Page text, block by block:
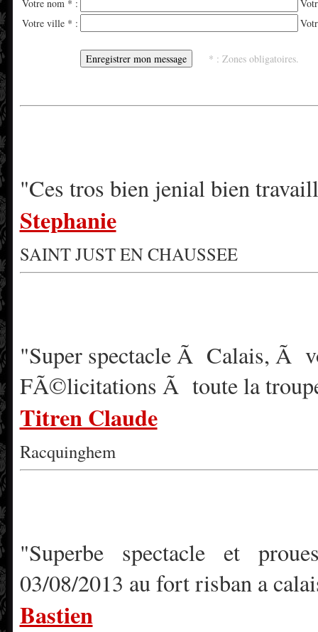
Votre nom * :
Votre ville * :
* : Zones obligatoires.
"Ces tros bien jenial bien
Stephanie
SAINT JUST EN CHAUSSEE
"Super spectacle Ã Calais, Ã
FÃ©licitations Ã toute la
Titren Claude
Racquinghem
"Superbe spectacle et
03/08/2013 au fort risban a
Bastien